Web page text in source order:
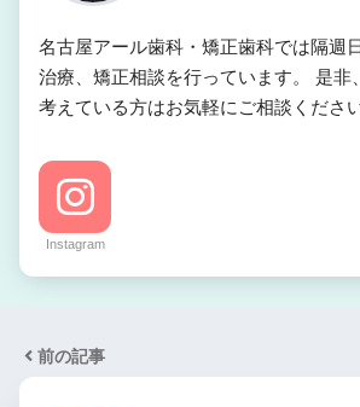
名古屋アール歯科・矯正歯科では隔週
治療、矯正相談を行っています。 是非
考えている方はお気軽にご相談ください
Instagram
前の記事